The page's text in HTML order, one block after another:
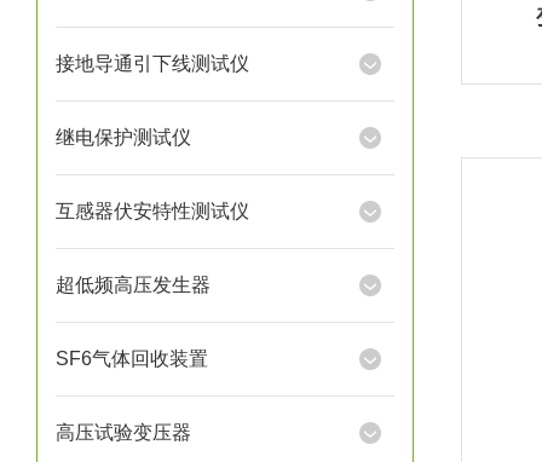
接地导通引下线测试仪
继电保护测试仪
互感器伏安特性测试仪
超低频高压发生器
SF6气体回收装置
高压试验变压器